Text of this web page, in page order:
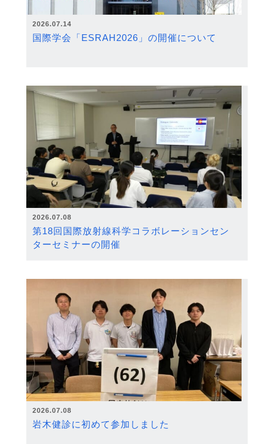
2026.07.14
国際学会「ESRAH2026」の開催について
2026.07.08
第18回国際放射線科学コラボレーションセン
ターセミナーの開催
2026.07.08
岩木健診に初めて参加しました